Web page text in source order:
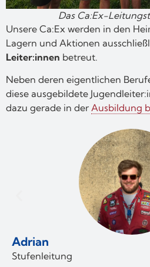
Das Ca:Ex-
Unsere Ca:Ex werden in den
Lagern und Aktionen
Leiter:innen betreut.
Neben deren eigentlichen
diese ausgebildete
dazu gerade in der Ausbildung